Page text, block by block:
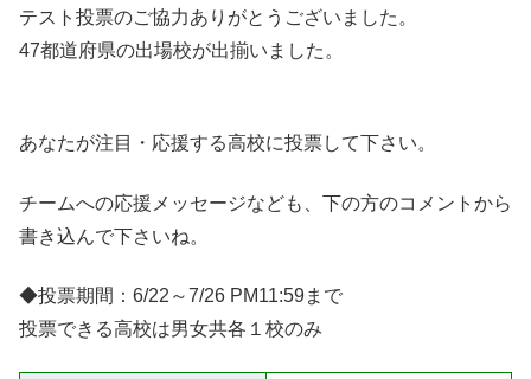
テスト投票のご協力ありがとうございました。
47都道府県の出場校が出揃いました。
あなたが注目・応援する高校に投票して下さい。
チームへの応援メッセージなども、下の方のコメントから
書き込んで下さいね。
◆投票期間：6/22～7/26 PM11:59まで
投票できる高校は男女共各１校のみ